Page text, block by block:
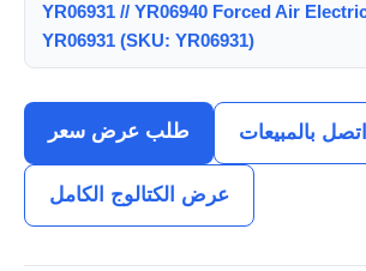
YR06931 // YR06940 Forced Air
YR06931 (SKU: YR06931)
طلب عرض سعر اتصل بالمبيعات
عرض الكتالوج الكامل